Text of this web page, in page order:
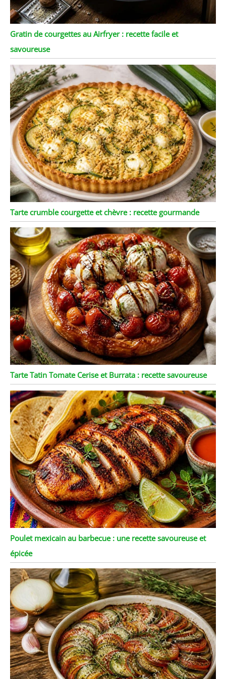
Gratin de courgettes au Airfryer : recette facile et
savoureuse
Tarte crumble courgette et chèvre : recette gourmande
Tarte Tatin Tomate Cerise et Burrata : recette savoureuse
Poulet mexicain au barbecue : une recette savoureuse et
épicée